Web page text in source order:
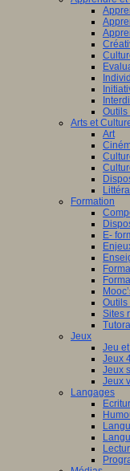
Outils
Arts et
Art
Formation
E-
Outils
Sites
Jeux
Jeu
Jeux
Jeux
Jeux
Langages